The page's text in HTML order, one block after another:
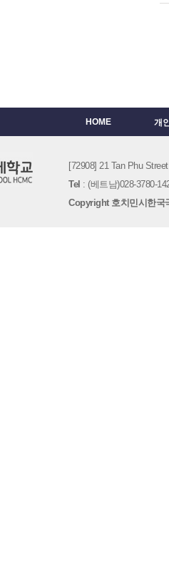
HOME 개
[72908] 21 Tan Phu
Tel : (베트남)028-3780-
Copyright 호치민시한국